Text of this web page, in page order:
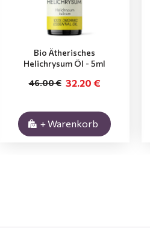
Bio Ätherisches
Helichrysum Öl - 5ml
32.20 €
46.00 €
+ Warenkorb